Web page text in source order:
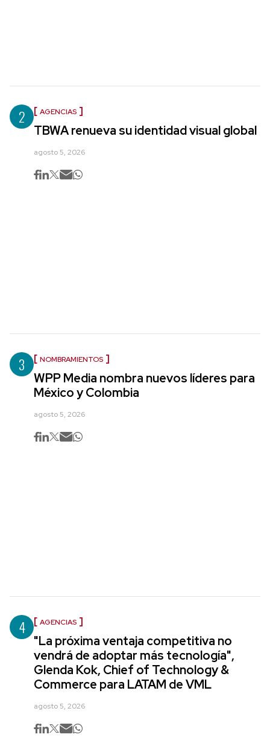
2 AGENCIAS
TBWA renueva su identidad visual global
agosto 5, 2026
3 NOMBRAMIENTOS
WPP Media nombra nuevos líderes para
México y Colombia
agosto 5, 2026
4 AGENCIAS
"La próxima ventaja competitiva no
vendrá de adoptar más tecnología",
Glenda Kok, Chief of Technology &
Commerce para LATAM de VML
agosto 5, 2026